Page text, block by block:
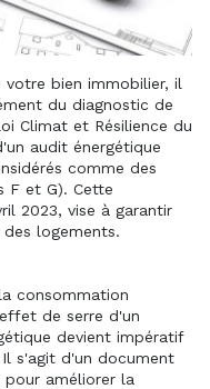
bien immobilier, il
du diagnostic de
Climat et Résilience du
audit énergétique
comme des
F et G). Cette
2023, vise à garantir
logements.
consommation
de serre d'un
devient impératif
s'agit d'un document
améliorer la